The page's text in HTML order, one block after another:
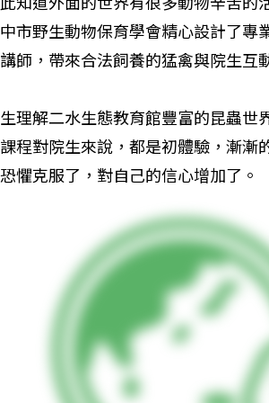
市野生動物保育學會精心設計了專
師，帶來合法飼養的猛禽與院生互
理解二水生態教育館豐富的昆蟲世
程對院生來說，都是初體驗，漸漸
懼克服了，對自己的信心增加了。